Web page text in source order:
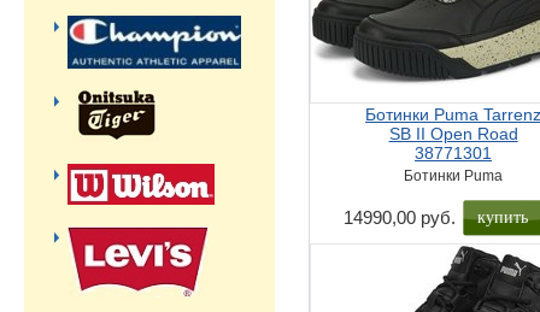
Ботинки Puma
SB II Open Road
38771301
Ботинки Puma
14990,00 руб. купить